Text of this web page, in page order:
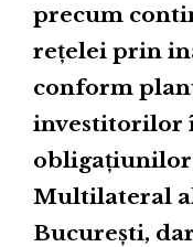
precum
rețelei prin
conform
investitorilor
obligațiunilor
Multilateral
București,